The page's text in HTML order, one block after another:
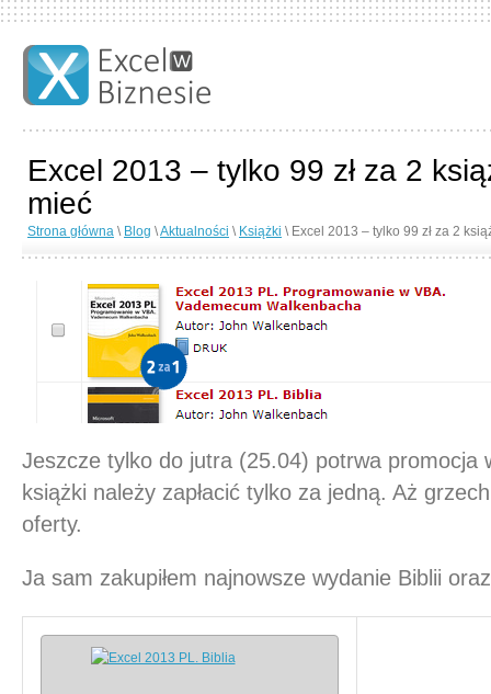
Excel 2013 – tylko 99 zł za 2
mieć
Strona główna \ Blog \Aktualności \ Książki \ Excel 2013 – tylko 99 zł za 2
Jeszcze tylko do jutra (25.04) potrwa promocja
książki należy zapłacić tylko za jedną. Aż
oferty.
Ja sam zakupiłem najnowsze wydanie Biblii